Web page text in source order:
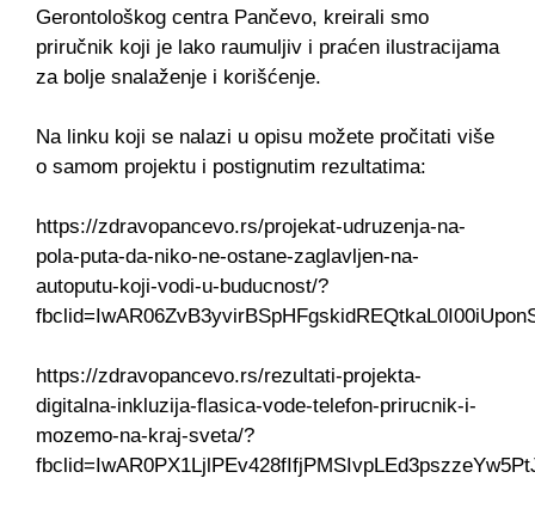
Gerontološkog centra Pančevo, kreirali smo
priručnik koji je lako raumuljiv i praćen ilustracijama
za bolje snalaženje i korišćenje.
Na linku koji se nalazi u opisu možete pročitati više
o samom projektu i postignutim rezultatima:
https://zdravopancevo.rs/projekat-udruzenja-na-
pola-puta-da-niko-ne-ostane-zaglavljen-na-
autoputu-koji-vodi-u-buducnost/?
https://zdravopancevo.rs/rezultati-projekta-
digitalna-inkluzija-flasica-vode-telefon-prirucnik-i-
mozemo-na-kraj-sveta/?